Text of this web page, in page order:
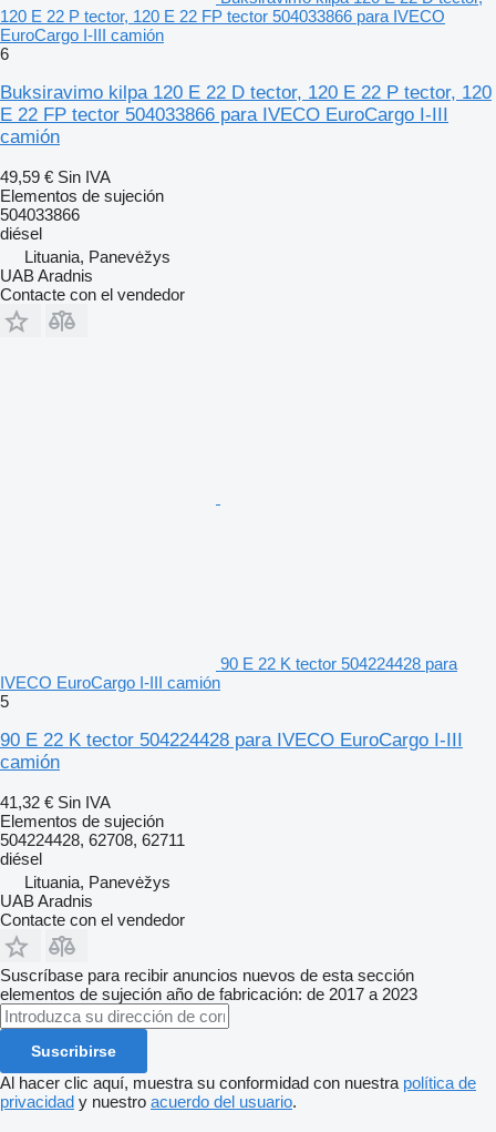
120 E 22 P tector, 120 E 22 FP tector 504033866 para IVECO
EuroCargo I-III camión
6
Buksiravimo kilpa 120 E 22 D tector, 120 E 22 P tector, 120
E 22 FP tector 504033866 para IVECO EuroCargo I-III
camión
49,59 € Sin IVA
Elementos de sujeción
504033866
diésel
Lituania, Panevėžys
UAB Aradnis
Contacte con el vendedor
90 E 22 K tector 504224428 para
IVECO EuroCargo I-III camión
5
90 E 22 K tector 504224428 para IVECO EuroCargo I-III
camión
41,32 € Sin IVA
Elementos de sujeción
504224428, 62708, 62711
diésel
Lituania, Panevėžys
UAB Aradnis
Contacte con el vendedor
Suscríbase para recibir anuncios nuevos de esta sección
elementos de sujeción año de fabricación: de 2017 a 2023
Suscribirse
Al hacer clic aquí, muestra su conformidad con nuestra política de
privacidad y nuestro acuerdo del usuario.